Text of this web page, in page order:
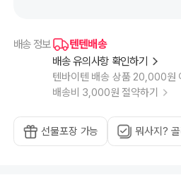
배송 정보
텐텐배송
배송 유의사항 확인하기
텐바이텐 배송 상품 20,000원
배송비 3,000원 절약하기
선물포장 가능 뭐사지?